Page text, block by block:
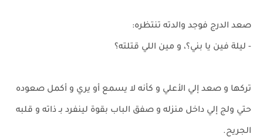
صعد الدرج فوجد والدته تنتظره:
- ليلة فين يا بني؟، و مين اللي قتلته؟
تركها و صعد إلي الأعلي و كأنه لا يسمع أو يري و أكمل صعوده
حتي ولج إلي داخل منزله و صفق الباب بقوة لينفرد بـ ذاته و قلبه
الجريح.